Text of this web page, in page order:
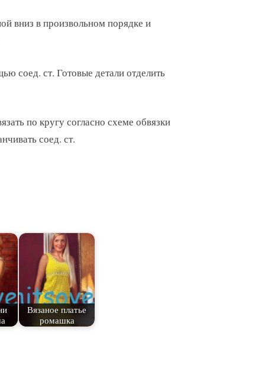
вниз в произвольном порядке и
соед. ст. Готовые детали отделить
по кругу согласно схеме обвязки
соед. ст.
Вязаное платье
ромашка